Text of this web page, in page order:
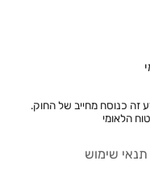
כנוסח מחייב של החוק.
הלאומי
שימוש